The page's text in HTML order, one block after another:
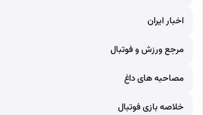
اخبار ایران
مرجع ورزش و فوتبال
مصاحبه های داغ
خلاصه بازی فوتبال